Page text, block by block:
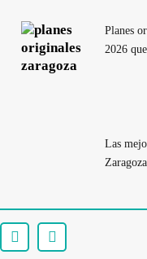
Planes
2026
Las